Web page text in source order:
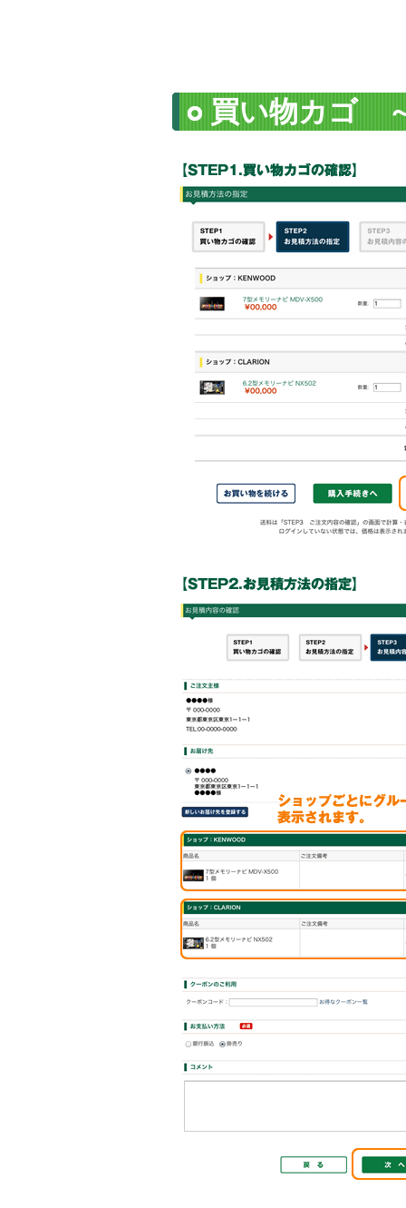
買い物カゴ